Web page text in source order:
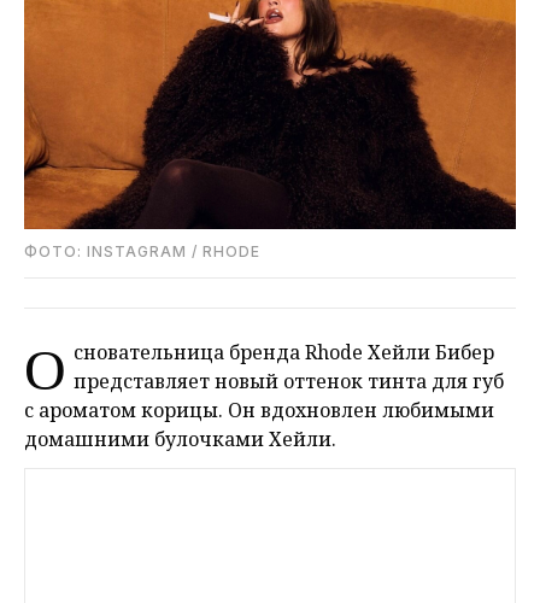
ФОТО: INSTAGRAM / RHODE
О сновательница бренда Rhode Хейли Бибер
представляет новый оттенок тинта для губ
с ароматом корицы. Он вдохновлен любимыми
домашними булочками Хейли.